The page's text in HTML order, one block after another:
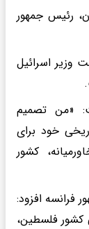
رئیس جمهور
وزیر اسرائیل
«من تصمیم
خود برای
کشور
فرانسه افزود:
کشور فلسطین،